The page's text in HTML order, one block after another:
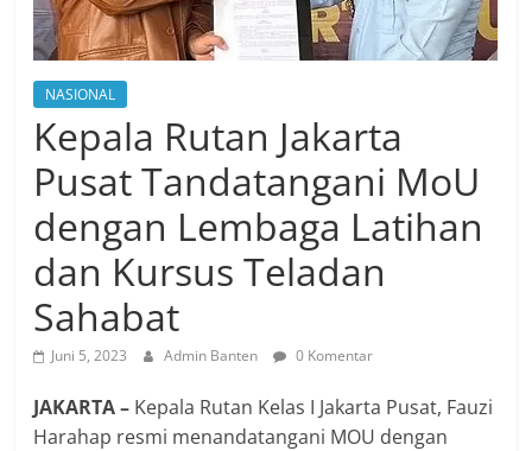
NASIONAL
Kepala Rutan Jakarta
Pusat Tandatangani MoU
dengan Lembaga Latihan
dan Kursus Teladan
Sahabat
Juni 5, 2023 Admin Banten 0 Komentar
JAKARTA – Kepala Rutan Kelas I Jakarta Pusat, Fauzi
Harahap resmi menandatangani MOU dengan